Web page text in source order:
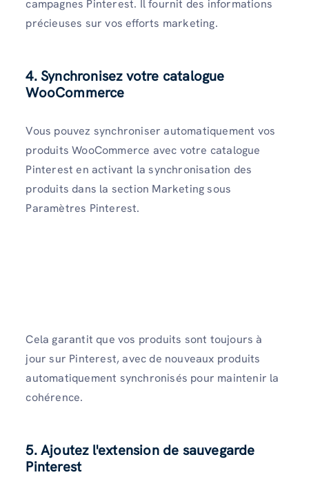
campagnes Pinterest. Il fournit des informations
précieuses sur vos efforts marketing.
4. Synchronisez votre catalogue
WooCommerce
Vous pouvez synchroniser automatiquement vos
produits WooCommerce avec votre catalogue
Pinterest en activant la synchronisation des
produits dans la section Marketing sous
Paramètres Pinterest.
Cela garantit que vos produits sont toujours à
jour sur Pinterest, avec de nouveaux produits
automatiquement synchronisés pour maintenir la
cohérence.
5. Ajoutez l'extension de sauvegarde
Pinterest